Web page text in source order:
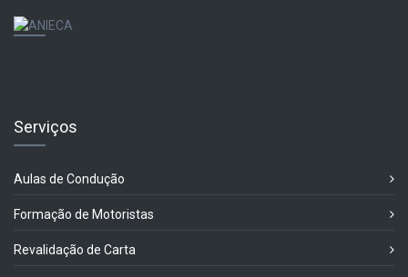
Serviços
Aulas de Condução
Formação de Motoristas
Revalidação de Carta